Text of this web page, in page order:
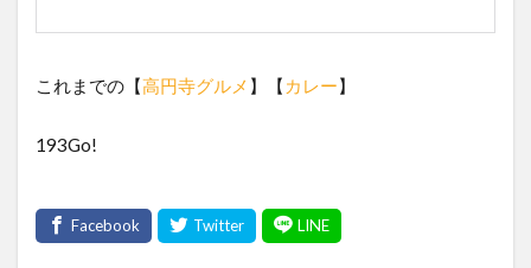
これまでの【高円寺グルメ 】【 カレー】
193Go!